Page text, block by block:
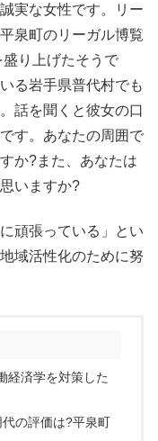
実な女性です。リー
泉町のリーガル博覧
り上げたそうで
る岩手県普代村でも
話を聞くと彼女の口
す。あなたの周囲で
か?また、あなたは
いますか?
頑張っている」とい
域活性化のために努
経済学を対策した
の評価は?平泉町